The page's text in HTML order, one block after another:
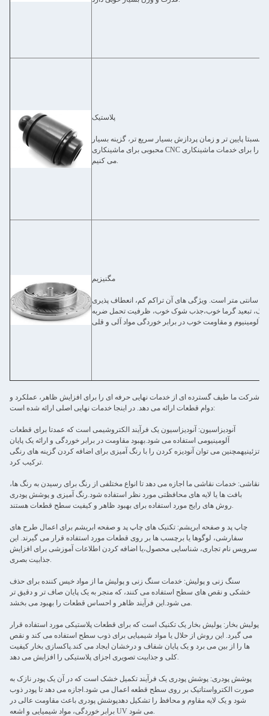
پلاستیک
نسبتا پایین تر و زمان پردازش بسیار سریع تر، گزینه بسیار
محبوبی برای ماشینکاری CNC هستند.ما تمام پلاستیک های رایج را برای خدمات ماشینکاری CNC فراهم
می کنیم.
مگنیزیم
یک فلز سفید نقره ای با تراکم 1.74 گرم / سانتی متر است. ویژگی های آن تراکم کم، انعطاف پذیری
بزرگ، تبعید گرما خوب،جذب شوک خوب، ظرفیت تحمل ضربه
شرکت ما طیف گسترده ای از خدمات نهایی حرفه ای را برای افزایش ظاهر، عملکرد و
دوام قطعات ارائه می دهد. در اینجا خدمات نهایی اصلی ارائه شده است:
آنودیزاسیون: آنودیزاسیون یک فرآیند الکتروشیمی است که عمدتا برای قطعات
آلومینیومی استفاده می شود.بهبود مقاومت در برابر خوردگی و ارائه یک پایان
تزئینیهمچنین می توان آنودیزه کردن را با رنگ آمیزی برای اضافه کردن گزینه های رنگی
ترکیب کرد.
نقاشی: خدمات نقاشی ما اجازه می دهد تا انواع مختلفی از رنگ برای رسیدن به رنگ ها،
بافت ها یا لایه های محافظتی مورد نظر استفاده شود.رنگ آمیزی و پوشش پودری
روش های رایج مورد استفاده برای بهبود ظاهر و کیفیت سطح قطعات هستند.
چاپ پد و صفحه ابریشم: تکنیک های چاپ پد و صفحه ابریشم برای اعمال طرح های
سفارشی، لوگوها یا برچسب ها بر روی قطعات مورد استفاده قرار می گیرند. این
سرویس نام تجاری، شناسایی محصول،یا اضافه کردن اطلاعات آموزشی برای افزایش
جذابیت بصری.
سنگ زنی و پولیش: خدمات سنگ زنی و پولیش ما از مواد خیس کننده برای حذف
خشکی و نقص های سطح استفاده می کنند، که منجر به یک پایان صاف تر و دقیق تر
می شود.این فرآیند ظاهر و احساس قطعات را بهبود می بخشد.
پولیش بخار: پولیش بخار یک تکنیک است که برای قطعات پلاستیکی مورد استفاده قرار
می گیرد. این روش از حلال یا مواد شیمیایی برای ذوب سطح استفاده می کند و نقص
ها را از بین می برد و یک پایان شفاف و درخشان ایجاد می کند.پاکسازی بخار کیفیت
کلی و جذابیت تصویری اجزای پلاستیکی را افزایش می دهد.
پوشش پودری: پوشش پودری یک فرآیند تکمیل خشک است که در آن یک پودر نازک به
صورت الکترواستاتیک بر روی سطح قطعه اعمال می شود.اجازه می دهد تا پودر ذوب
شود و یک لایه مقاوم و محافظ را تشکیل دهدپوشش پودری باعث مقاومت عالی در
برابر خوردگی، مواد شیمیایی و اشعه UV می شود.